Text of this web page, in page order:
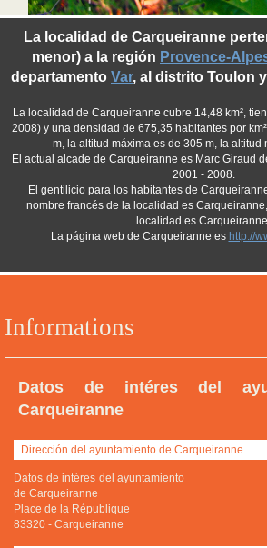
Informations
Datos de intéres del
Carqueiranne
Dirección del ayuntamiento de Carqueiranne
Datos de intéres del ayuntamiento
de Carqueiranne
Place de la République
83320 - Carqueiranne
La localidad de Carqueiranne
menor) a la región Provence-
departamento Var, al distrito Toulon
La localidad de Carqueiranne cubre 14,48 km²,
2008) y una densidad de 675,35 habitantes por
m, la altitud máxima es de 305 m, la altitud
El actual alcade de Carqueiranne es Marc Giraud
2001 - 2008.
El gentilicio para los habitantes de
nombre francés de la localidad es
localidad es
La página web de Carqueiranne es http://